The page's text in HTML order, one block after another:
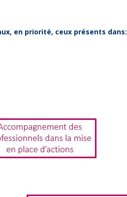
en priorité, ceux présents dans: